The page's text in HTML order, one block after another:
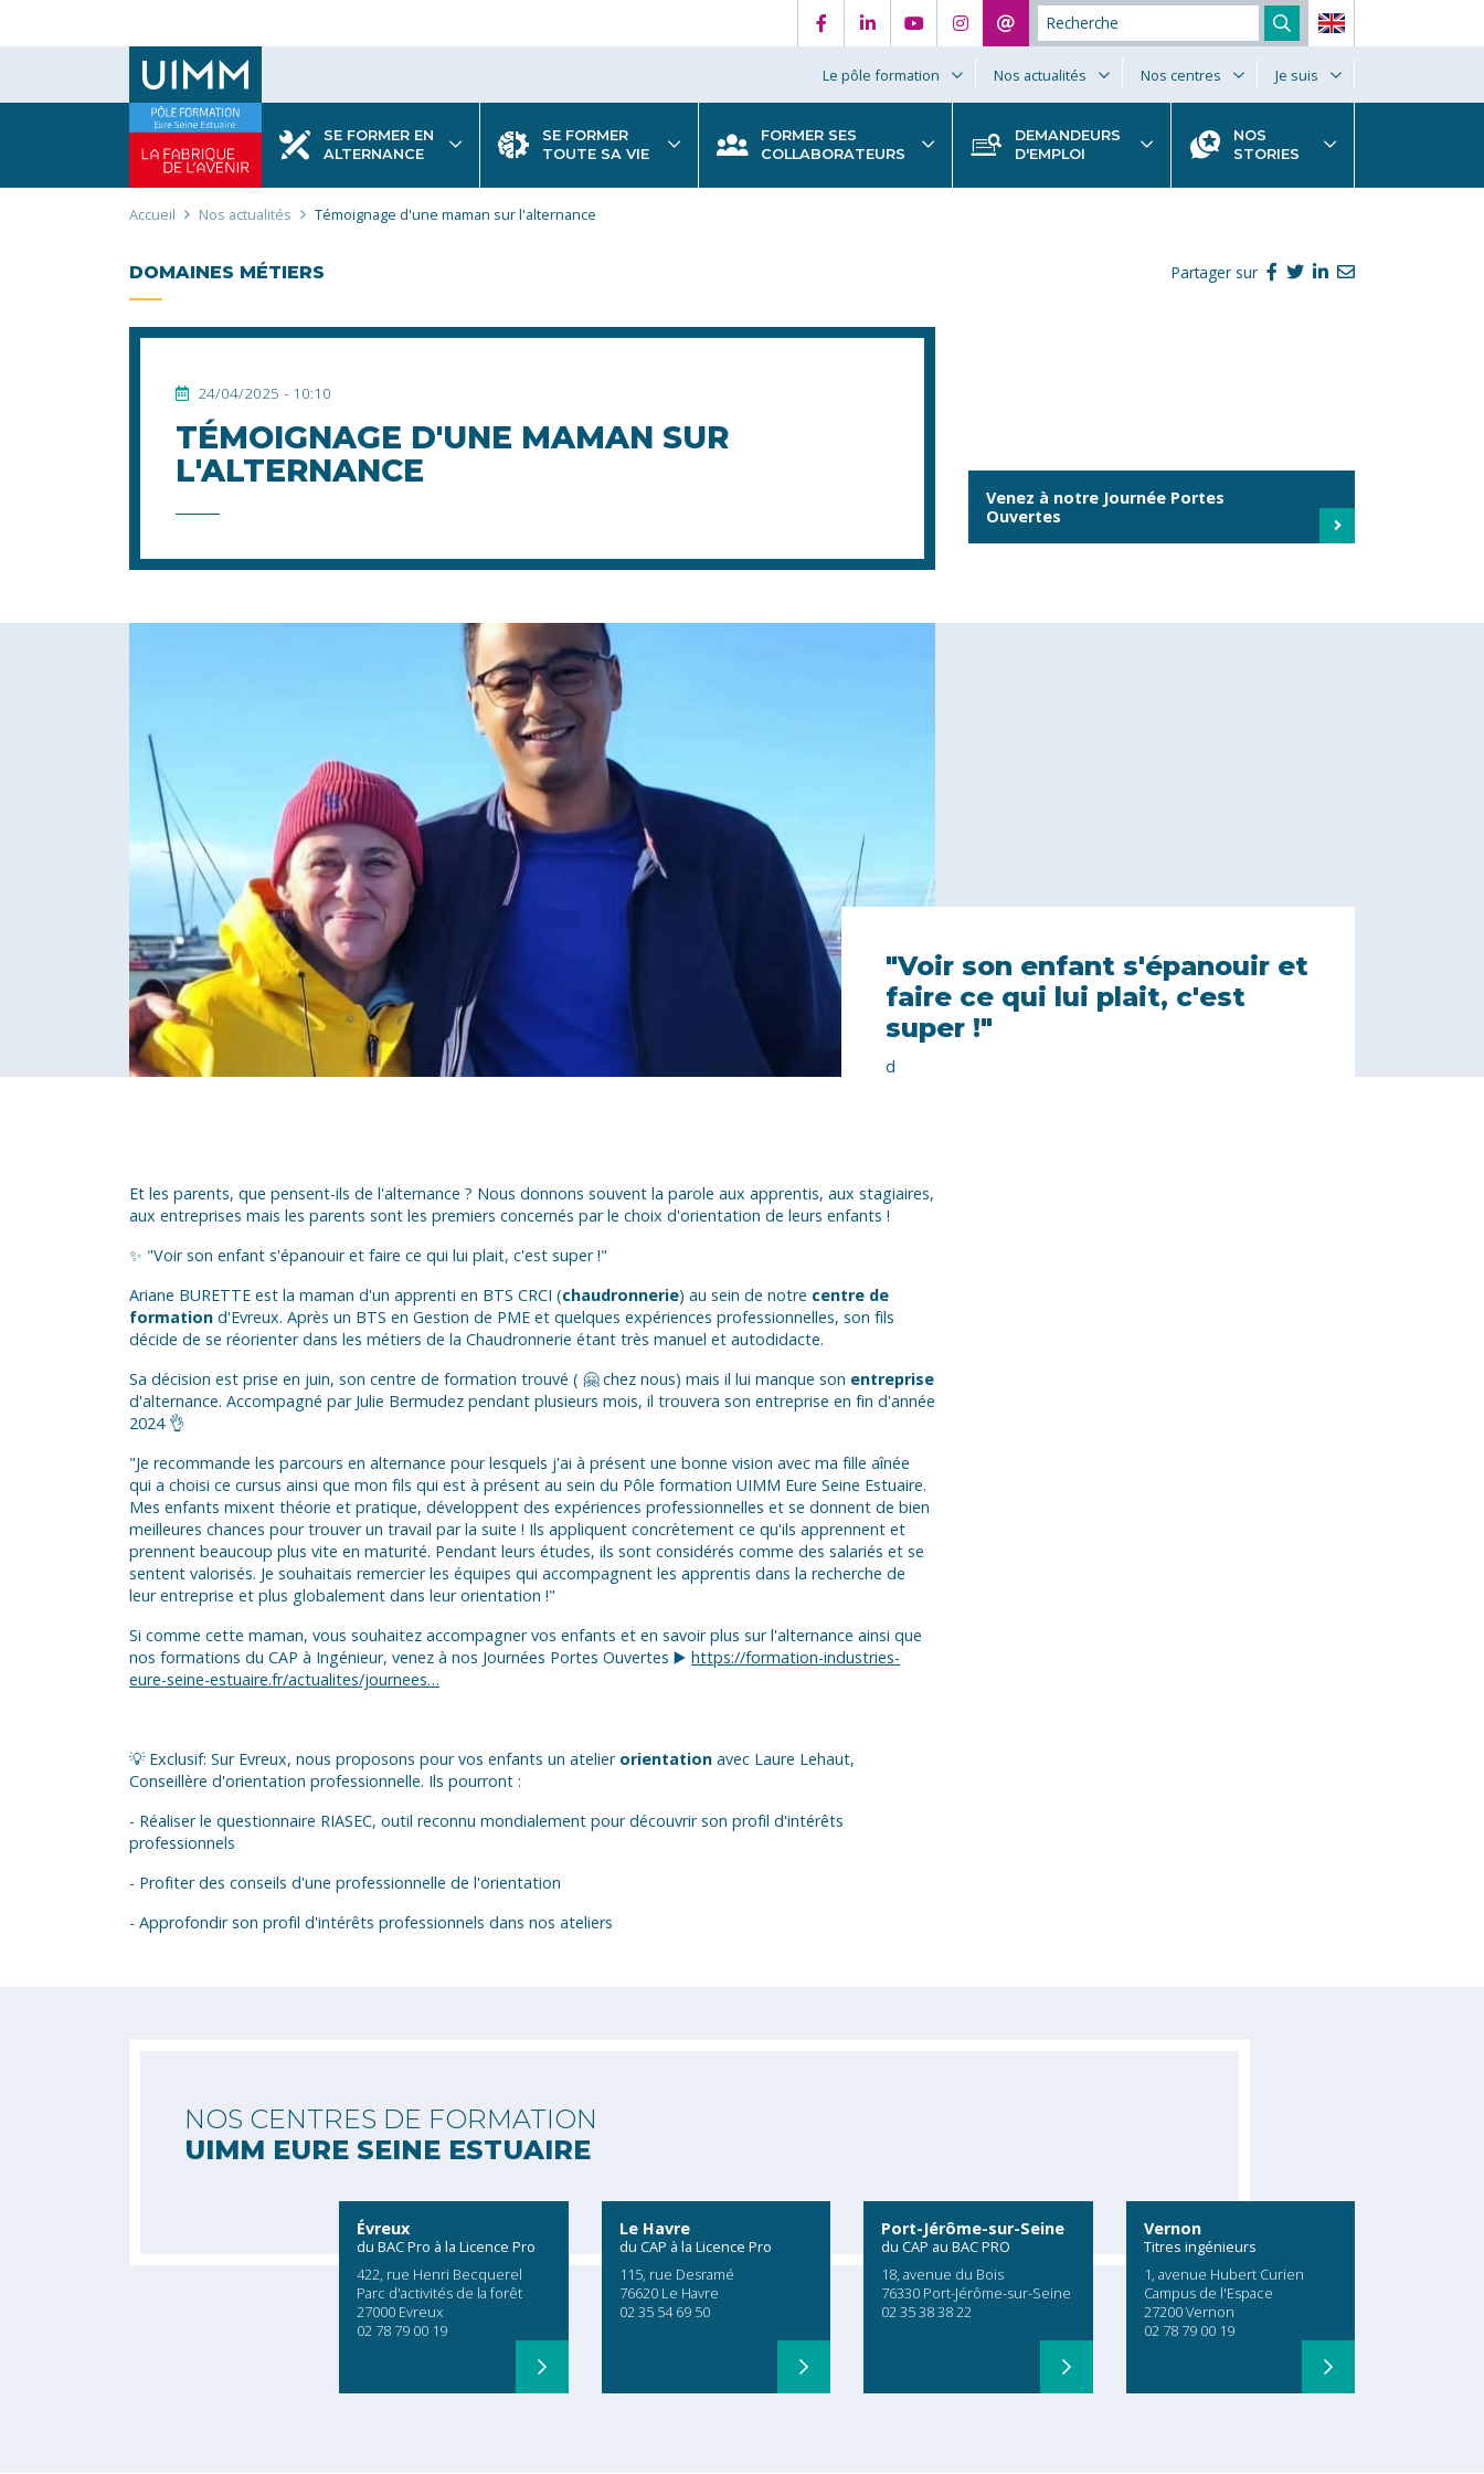
Le pôle formation Nos actualités Nos centres Je suis
SE FORMER EN
ALTERNANCE
SE FORMER
TOUTE SA VIE
FORMER SES
COLLABORATEURS
DEMANDEURS
D'EMPLOI
NOS
STORIES
Fil
Accueil Nos actualités Témoignage d'une maman sur l'alternance
DOMAINES MÉTIERS
24/04/2025 - 10:10
TÉMOIGNAGE D'UNE MAMAN SUR
L'ALTERNANCE
Partager sur
Venez à notre Journée Portes
Ouvertes
"Voir son enfant s'épanouir et
faire ce qui lui plait, c'est
super !"
d
Et les parents, que pensent-ils de l'alternance ? Nous donnons souvent la parole aux apprentis, aux stagiaires,
aux entreprises mais les parents sont les premiers concernés par le choix d'orientation de leurs enfants !
✨ "Voir son enfant s'épanouir et faire ce qui lui plait, c'est super !"
Ariane BURETTE est la maman d'un apprenti en BTS CRCI (chaudronnerie) au sein de notre centre de
formation d'Evreux. Après un BTS en Gestion de PME et quelques expériences professionnelles, son fils
décide de se réorienter dans les métiers de la Chaudronnerie étant très manuel et autodidacte.
Sa décision est prise en juin, son centre de formation trouvé ( 🤗 chez nous) mais il lui manque son entreprise
d'alternance. Accompagné par Julie Bermudez pendant plusieurs mois, il trouvera son entreprise en fin d'année
2024 👌
"Je recommande les parcours en alternance pour lesquels j'ai à présent une bonne vision avec ma fille aînée
qui a choisi ce cursus ainsi que mon fils qui est à présent au sein du Pôle formation UIMM Eure Seine Estuaire.
Mes enfants mixent théorie et pratique, développent des expériences professionnelles et se donnent de bien
meilleures chances pour trouver un travail par la suite ! Ils appliquent concrètement ce qu'ils apprennent et
prennent beaucoup plus vite en maturité. Pendant leurs études, ils sont considérés comme des salariés et se
sentent valorisés. Je souhaitais remercier les équipes qui accompagnent les apprentis dans la recherche de
leur entreprise et plus globalement dans leur orientation !"
Si comme cette maman, vous souhaitez accompagner vos enfants et en savoir plus sur l'alternance ainsi que
nos formations du CAP à Ingénieur, venez à nos Journées Portes Ouvertes ▶️ https://formation-industries-
eure-seine-estuaire.fr/actualites/journees…
💡 Exclusif: Sur Evreux, nous proposons pour vos enfants un atelier orientation avec Laure Lehaut,
Conseillère d'orientation professionnelle. Ils pourront :
- Réaliser le questionnaire RIASEC, outil reconnu mondialement pour découvrir son profil d'intérêts
professionnels
- Profiter des conseils d'une professionnelle de l'orientation
- Approfondir son profil d'intérêts professionnels dans nos ateliers
NOS CENTRES DE FORMATION
UIMM EURE SEINE ESTUAIRE
Évreux
du BAC Pro à la Licence Pro
422, rue Henri Becquerel
Parc d'activités de la forêt
27000 Evreux
02 78 79 00 19
Le Havre
du CAP à la Licence Pro
115, rue Desramé
76620 Le Havre
02 35 54 69 50
Port-Jérôme-sur-Seine
du CAP au BAC PRO
18, avenue du Bois
76330 Port-Jérôme-sur-Seine
02 35 38 38 22
Vernon
Titres ingénieurs
1, avenue Hubert Curien
Campus de l'Espace
27200 Vernon
02 78 79 00 19